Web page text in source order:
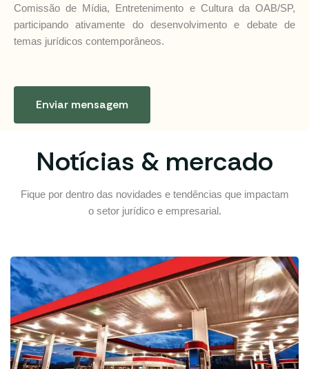
Comissão de Mídia, Entretenimento e Cultura da OAB/SP,
participando ativamente do desenvolvimento e debate de
temas jurídicos contemporâneos.
Enviar mensagem
Notícias & mercado
Fique por dentro das novidades e tendências que impactam
o setor jurídico e empresarial.